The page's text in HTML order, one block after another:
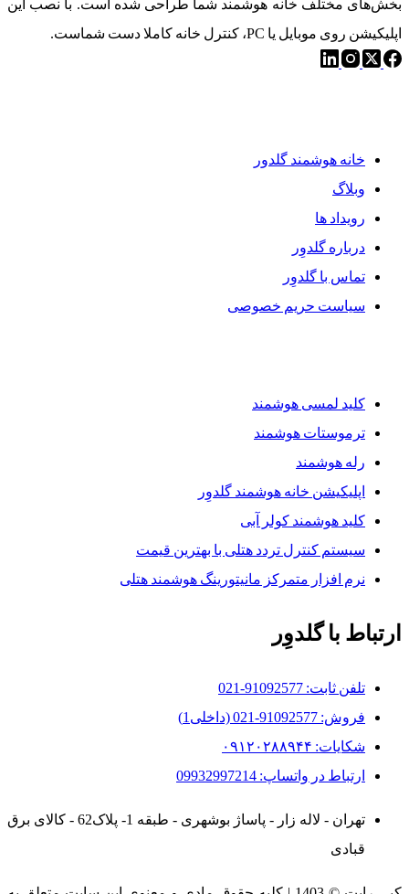
بخش‌های مختلف خانه هوشمند شما طراحی شده است. با نصب این
اپلیکیشن روی موبایل یا PC، کنترل خانه کاملا دست شماست.
خانه هوشمند گلدور
وبلاگ
رویداد ها
درباره گلدوِر
تماس با گلدوِر
سیاست حریم خصوصی
کلید لمسی هوشمند
ترموستات هوشمند
رله هوشمند
اپلیکیشن خانه هوشمند گلدوِر
کلید هوشمند کولر آبی
سیستم کنترل تردد هتلی با بهترین قیمت
نرم افزار متمرکز مانیتورینگ هوشمند هتلی
ارتباط با گلدوِر
تلفن ثابت: 91092577-021
فروش: 91092577-021 (داخلی1)
شکایات: ۰۹۱۲۰۲۸۸۹۴۴
ارتباط در واتساپ: 09932997214
تهران - لاله زار - پاساژ بوشهری - طبقه 1- پلاک62 - کالای برق
قبادی